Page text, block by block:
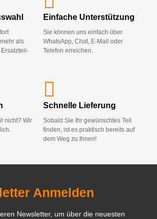
als
Einfache Unterstützung
Sie können uns einfach über
WhatsApp, Chat, E-Mail oder
Telefon erreichen.
nicht? Wir
Schnelle Lieferung
Sobald Sie Ihr gewünschtes Teil
finden, ist es praktisch bereits auf
dem Weg zu Ihnen!
Anmelden
Newsletter, um über die neuesten